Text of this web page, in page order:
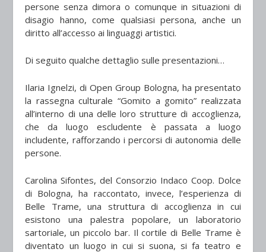
persone senza dimora o comunque in situazioni di
disagio hanno, come qualsiasi persona, anche un
diritto all’accesso ai linguaggi artistici.
Di seguito qualche dettaglio sulle presentazioni…
Ilaria Ignelzi, di Open Group Bologna, ha presentato
la rassegna culturale “Gomito a gomito” realizzata
all’interno di una delle loro strutture di accoglienza,
che da luogo escludente è passata a luogo
includente, rafforzando i percorsi di autonomia delle
persone.
Carolina Sifontes, del Consorzio Indaco Coop. Dolce
di Bologna, ha raccontato, invece, l’esperienza di
Belle Trame, una struttura di accoglienza in cui
esistono una palestra popolare, un laboratorio
sartoriale, un piccolo bar. Il cortile di Belle Trame è
diventato un luogo in cui si suona, si fa teatro e